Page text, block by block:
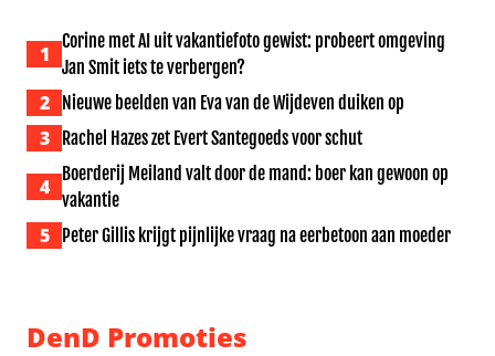
1
Corine met AI uit vakantiefoto gewist: probeert omgeving
Jan Smit iets te verbergen?
2 Nieuwe beelden van Eva van de Wijdeven duiken op
3 Rachel Hazes zet Evert Santegoeds voor schut
4
Boerderij Meiland valt door de mand: boer kan gewoon op
vakantie
5 Peter Gillis krijgt pijnlijke vraag na eerbetoon aan moeder
DenD Promoties